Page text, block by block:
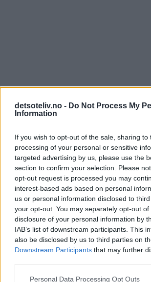
detsoteliv.no - Do Not Process My
Information
If you wish to opt-out of the sale, sharing to
processing of your personal or sensitive
targeted advertising by us, please use the
section to confirm your selection. Please
opt-out request is processed you may
interest-based ads based on personal
us or personal information disclosed to
your opt-out. You may separately opt-out
disclosure of your personal information by
IAB’s list of downstream participants. This
also be disclosed by us to third parties on
Downstream Participants that may further
Personal Data Processing Opt Outs